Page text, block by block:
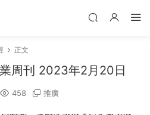
正文
周刊 2023年2月20日
458 推廣